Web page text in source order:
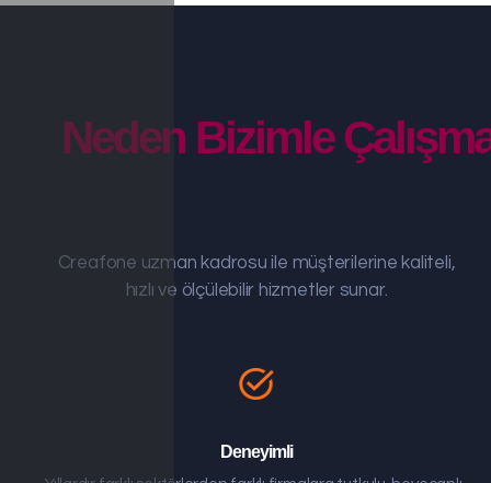
Neden Bizimle
Creafone uzman kadrosu ile müşterilerine kaliteli,
hızlı ve ölçülebilir hizmetler sunar.
Deneyimli